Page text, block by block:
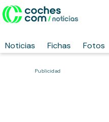
Noticias Fichas Fotos
Publicidad